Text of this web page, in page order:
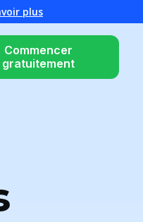
plus
Commencer
gratuitement